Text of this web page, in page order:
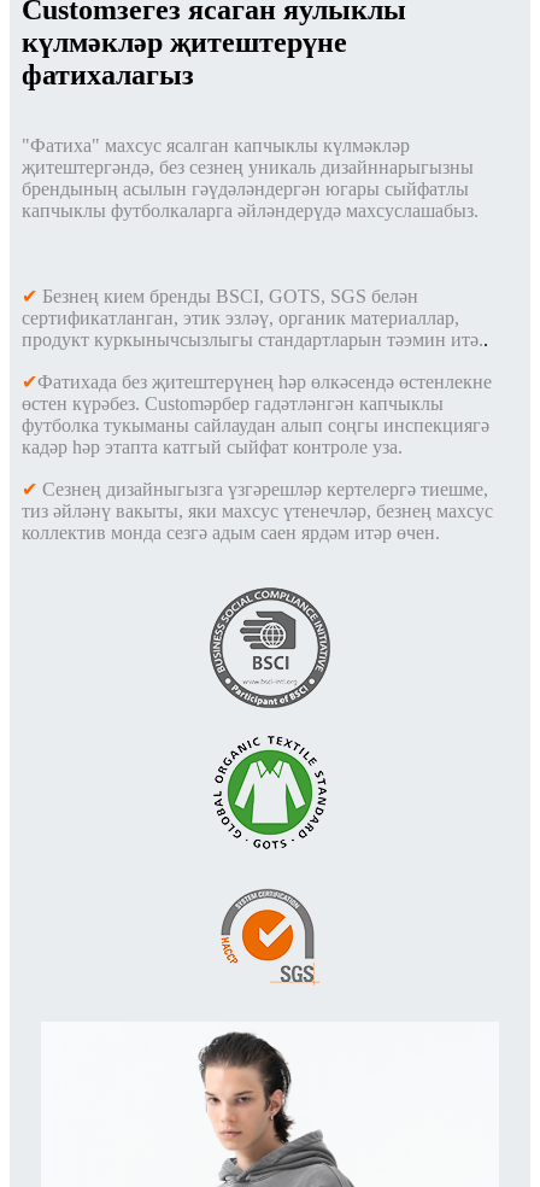
Customзегез ясаган яулыклы
күлмәкләр җитештерүне
фатихалагыз
"Фатиха" махсус ясалган капчыклы күлмәкләр
җитештергәндә, без сезнең уникаль дизайннарыгызны
брендының асылын гәүдәләндергән югары сыйфатлы
капчыклы футболкаларга әйләндерүдә махсуслашабыз.
✔ Безнең кием бренды BSCI, GOTS, SGS белән
сертификатланган, этик эзләү, органик материаллар,
продукт куркынычсызлыгы стандартларын тәэмин итә..
✔Фатихада без җитештерүнең һәр өлкәсендә өстенлекне
өстен күрәбез. Customәрбер гадәтләнгән капчыклы
футболка тукыманы сайлаудан алып соңгы инспекциягә
кадәр һәр этапта катгый сыйфат контроле уза.
✔ Сезнең дизайныгызга үзгәрешләр кертелергә тиешме,
тиз әйләнү вакыты, яки махсус үтенечләр, безнең махсус
коллектив монда сезгә адым саен ярдәм итәр өчен.